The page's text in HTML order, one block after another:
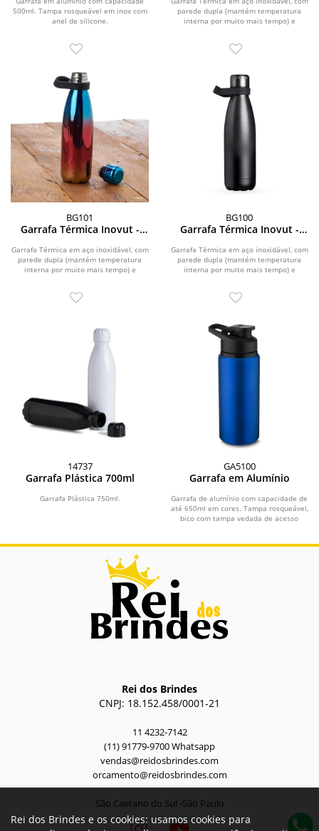
500ml. Tampa rosqueável em inox com
anel de silicone.
parede dupla (mantém temperatura
interna por muito mais tempo) e
BG101
Garrafa Térmica Inovut -
Garrafa Térmica em aço inoxidável, com
parede dupla (mantém temperatura
interna por muito mais tempo) e
BG100
Garrafa Térmica Inovut -
Garrafa Térmica em aço inoxidável, com
parede dupla (mantém temperatura
interna por muito mais tempo) e
14737
Garrafa Plástica 700ml
Garrafa Plástica 750ml.
GA5100
Garrafa em Alumínio
Garrafa de alumínio com capacidade de
até 650ml em cores. Tampa rosqueável,
bico com tampa vedada de acesso
Rei dos Brindes
CNPJ: 18.152.458/0001-21
11 4232-7142
(11) 91779-9700 Whatsapp
vendas@reidosbrindes.com
orcamento@reidosbrindes.com
São Caetano do Sul -São Paulo
Rei dos Brindes e os cookies: usamos cookies para